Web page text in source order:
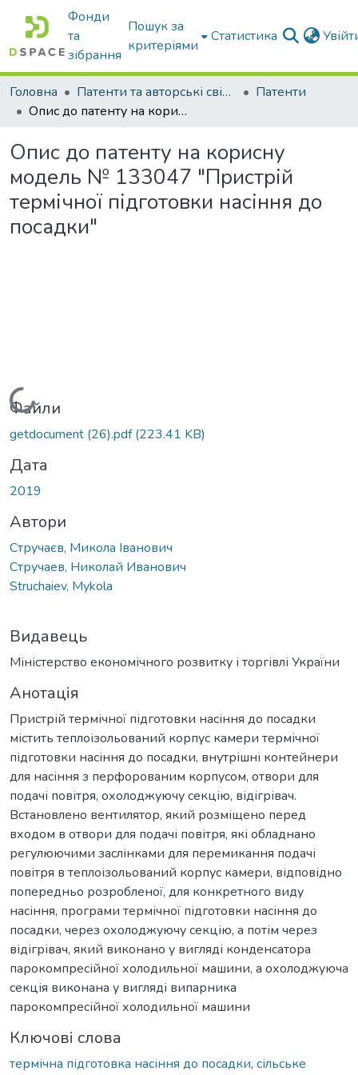
Фонди
та
зібрання
Пошук за
критеріями
Статистика
Головна Патенти та авторські свідоцтва
Патенти
Опис до патенту на корисну модель № 133047 "Пристрій термічної підготовки насіння до посадки"
Опис до патенту на корисну
модель № 133047 "Пристрій
термічної підготовки насіння до
посадки"
Вантажиться...
Файли
getdocument (26).pdf(223.41 KB)
Дата
2019
Автори
Стручаєв, Микола Іванович
Стручаев, Николай Иванович
Struchaiev, Mykola
Видавець
Міністерство економічного розвитку і торгівлі України
Анотація
Пристрій термічної підготовки насіння до посадки
містить теплоізольований корпус камери термічної
підготовки насіння до посадки, внутрішні контейнери
для насіння з перфорованим корпусом, отвори для
подачі повітря, охолоджуючу секцію, відігрівач.
Встановлено вентилятор, який розміщено перед
входом в отвори для подачі повітря, які обладнано
регулюючими заслінками для перемикання подачі
повітря в теплоізольований корпус камери, відповідно
попередньо розробленої, для конкретного виду
насіння, програми термічної підготовки насіння до
посадки, через охолоджуючу секцію, а потім через
відігрівач, який виконано у вигляді конденсатора
парокомпресійної холодильної машини, а охолоджуюча
секція виконана у вигляді випарника
парокомпресійної холодильної машини
Ключові слова
термічна підготовка насіння до посадки, сільське